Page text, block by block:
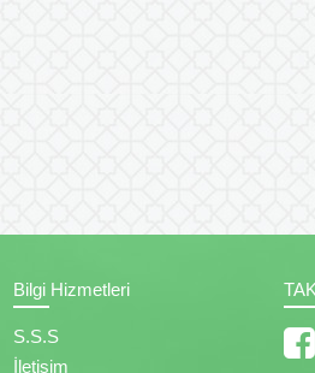
Bilgi Hizmetleri
S.S.S
İletişim